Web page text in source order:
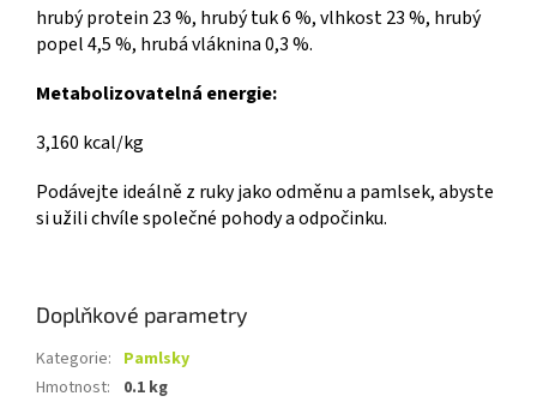
hrubý protein 23 %, hrubý tuk 6 %, vlhkost 23 %, hrubý
popel 4,5 %, hrubá vláknina 0,3 %.
Metabolizovatelná energie:
3,160 kcal/kg
Podávejte ideálně z ruky jako odměnu a pamlsek, abyste
si užili chvíle společné pohody a odpočinku.
Doplňkové parametry
Kategorie: Pamlsky
Hmotnost:
0.1 kg